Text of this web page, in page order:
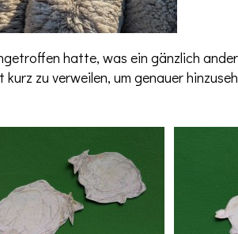
hatte, was ein gänzlich
zu verweilen, um genauer